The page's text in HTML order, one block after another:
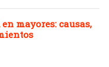
mayores: causas,